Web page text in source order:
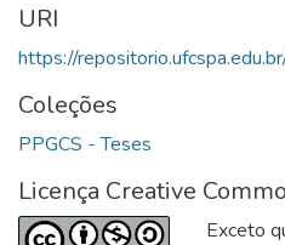
URI
https://
Coleções
PPGCS - Teses
Licença Creative
Exceto